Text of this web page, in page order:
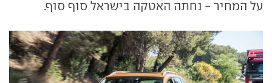
על המחיר - נחתה האטקה בישראל סוף סוף.